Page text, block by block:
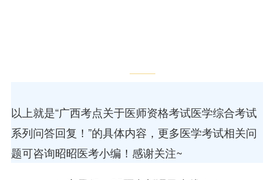
以上就是“广西考点关于医师资格考试医学综合考试
系列问答回复！”的具体内容，更多医学考试相关问
题可咨询昭昭医考小编！感谢关注~